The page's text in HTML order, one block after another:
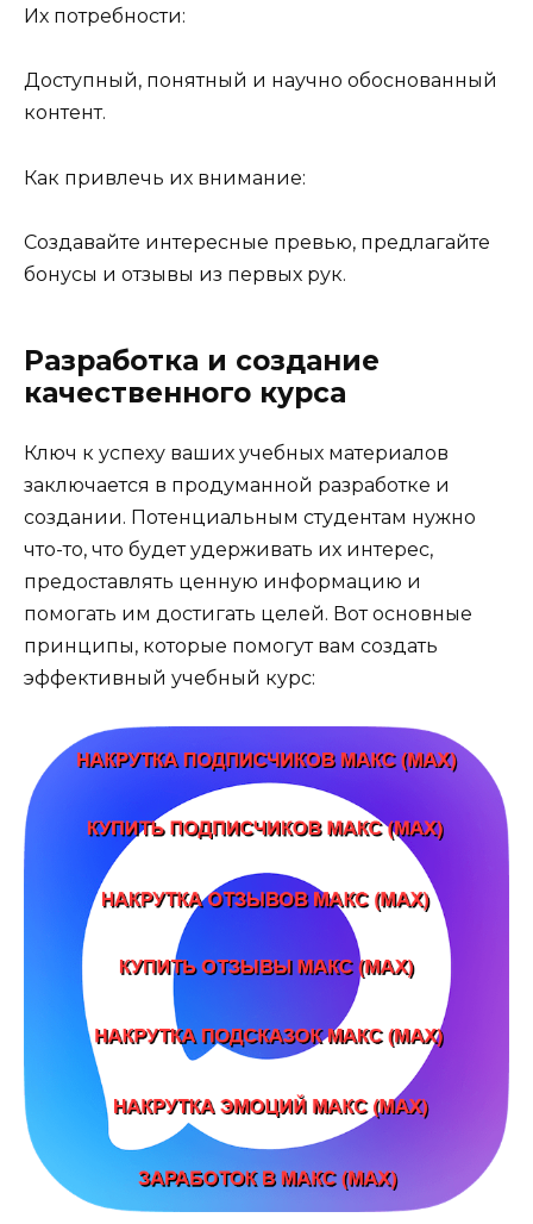
Их потребности:
Доступный, понятный и научно обоснованный
контент.
Как привлечь их внимание:
Создавайте интересные превью, предлагайте
бонусы и отзывы из первых рук.
Разработка и создание
качественного курса
Ключ к успеху ваших учебных материалов
заключается в продуманной разработке и
создании. Потенциальным студентам нужно
что-то, что будет удерживать их интерес,
предоставлять ценную информацию и
помогать им достигать целей. Вот основные
принципы, которые помогут вам создать
эффективный учебный курс: